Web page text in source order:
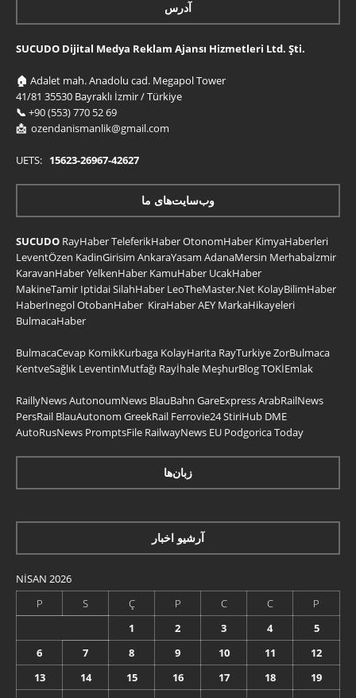
آدرس
SUCUDO Dijital Medya Reklam Ajansı Hizmetleri Ltd. Şti.
🏠 Adalet mah. Anadolu cad. Megapol Tower
41/81 35530 Bayraklı İzmir / Türkiye
📞 +90 (553) 770 52 69
📩 ozendanismanlik@gmail.com
UETS: 15623-26967-42627
وب‌سایت‌های ما
SUCUDO RayHaberTeleferikHaberOtonomHaber KimyaHaberleri
LeventÖzen KadinGirisim AnkaraYasam AdanaMersin Merhabaİzmir
KaravanHaberYelkenHaber KamuHaber UcakHaber
MakineTamir IptidaiSilahHaber LeoTheMaster.Net KolayBilimHaber
HaberInegolOtobanHaber KiraHaberAEY MarkaHikayeleri
BulmacaHaber
BulmacaCevap KomikKurbaga KolayHarita RayTurkiyeZorBulmaca
KentveSağlık LeventinMutfağı Rayİhale MeşhurBlogTOKİEmlak
RaillyNewsAutonoumNews BlauBahn GareExpressArabRailNews
PersRail BlauAutonom GreekRail Ferrovie24StiriHub DME
AutoRusNews PromptsFile RailwayNews EU Podgorica Today
زبان‌ها
آرشیو اخبار
NISAN 2026
P
S Ç P C C
P
1
2 3 4
5
6
7 8 9 10 11
12
13
14 15 16 17 18
19